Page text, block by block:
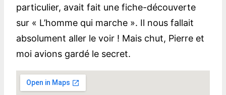
particulier, avait fait une fiche-découverte
sur « L’homme qui marche ». Il nous fallait
absolument aller le voir ! Mais chut, Pierre et
moi avions gardé le secret.